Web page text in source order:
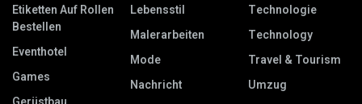
Etiketten Auf Rollen
Bestellen
Eventhotel
Games
Lebensstil
Malerarbeiten
Mode
Nachricht
Technologie
Technology
Travel & Tourism
Umzug